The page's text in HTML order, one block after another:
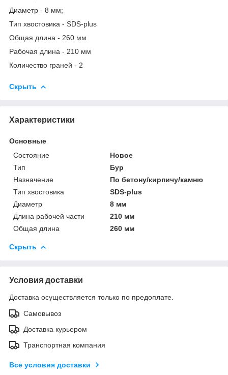
Диаметр - 8 мм;
Тип хвостовика - SDS-plus
Общая длина - 260 мм
Рабочая длина - 210 мм
Количество граней - 2
Скрыть
Характеристики
Основные
Состояние
Новое
Тип
Бур
Назначение
По бетону/кирпичу/камню
Тип хвостовика
SDS-plus
Диаметр
8 мм
Длина рабочей части
210 мм
Общая длина
260 мм
Скрыть
Условия доставки
Доставка осуществляется только по предоплате.
Самовывоз
Доставка курьером
Транспортная компания
Все условия доставки